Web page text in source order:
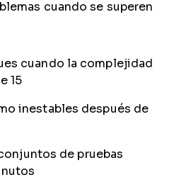
cuando se superen
cuando la complejidad
15
inestables después de
de pruebas